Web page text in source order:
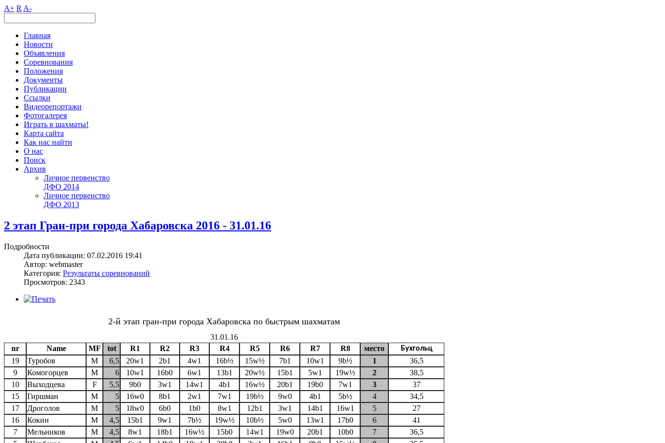
A+ R A-
Главная
Новости
Объявления
Соревнования
Положения
Документы
Публикации
Ссылки
Видеорепортажи
Фотогалерея
Играть в шахматы!
Карта сайта
Как нас найти
О нас
Поиск
Архив
Личное первенство
ДФО 2014
Личное первенство
ДФО 2013
2 этап Гран-при города Хабаровска 2016 - 31.01.16
Подробности
Дата публикации: 07.02.2016 19:41
Автор: webmaster
Категория: Результаты соревнований
Просмотров: 2343
2-й этап гран-при города Хабаровска по быстрым шахматам
31.01.16
nr
Name MF tot R1 R2 R3 R4 R5 R6 R7 R8 место Бухгольц
19 Туробов M 6,5 20w1 2b1 4w1 16b½ 15w½ 7b1 10w1 9b½ 1
36,5
9
Комогорцев M 6 10w1 16b0 6w1 13b1 20w½ 15b1 5w1 19w½ 2
38,5
10
Выходцева F 5,5 9b0 3w1 14w1 4b1 16w½ 20b1 19b0 7w1 3
37
15
Гиршман M 5 16w0 8b1 2w1 7w1 19b½ 9w0 4b1 5b½ 4
34,5
17
Дроголов M 5 18w0 6b0 1b0 8w1 12b1 3w1 14b1 16w1 5
27
16
Кокин M 4,5 15b1 9w1 7b½ 19w½ 10b½ 5w0 13w1 17b0 6
41
7
Мельников M 4,5 8w1 18b1 16w½ 15b0 14w1 19w0 20b1 10b0 7
36,5